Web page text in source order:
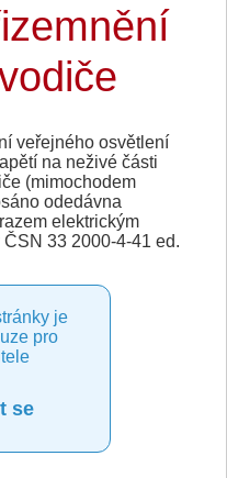
veřejného osvětlení
na neživé části
(mimochodem
odedávna
elektrickým
33 2000-4-41 ed.
je
pro
se